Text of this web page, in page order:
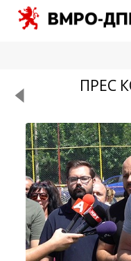
ПРЕС